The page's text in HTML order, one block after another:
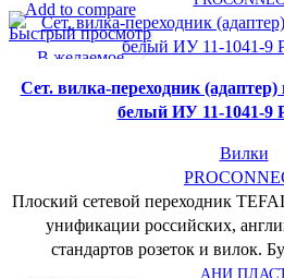
Add to compare
Быстрый просмотр
В желаемое
Cет. вилка-переходник
белый ИУ 11-1041-9
Вилки
Плоский сетевой переходник
унификации российских,
стандартов розеток и вилок.
АНИ